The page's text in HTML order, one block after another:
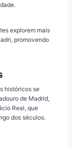
explorem mais
promovendo
históricos se
de Madrid,
Real, que
dos séculos.